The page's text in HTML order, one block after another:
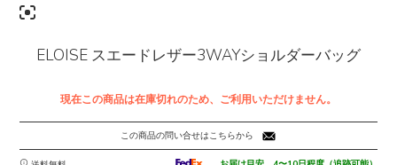
ELOISE スエードレザー3WAYショルダーバッグ
現在この商品は在庫切れのため、ご利用いただけません。
この商品の問い合せはこちらから